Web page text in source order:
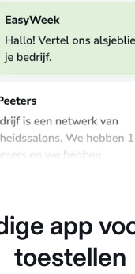
app
toestellen